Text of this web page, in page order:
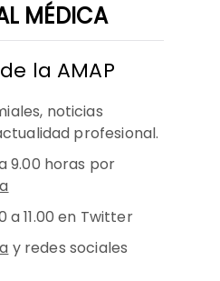
MÉDICA
la AMAP
noticias
profesional.
9.00 horas por
a 11.00 en Twitter
y redes sociales